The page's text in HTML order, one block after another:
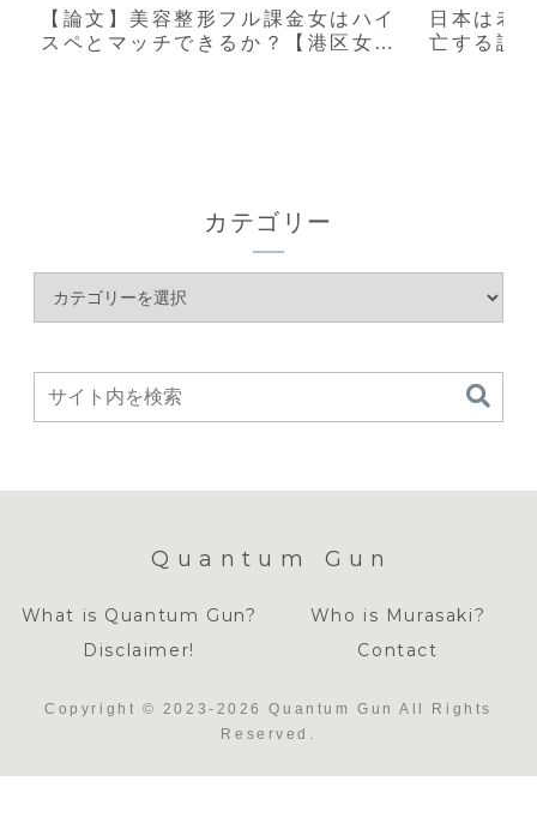
【論文】美容整形フル課金女はハイ
スペとマッチできるか？【港区女
日本は老
亡する説
カテゴリー
Quantum Gun
What is Quantum Gun?
Who is Murasaki?
Disclaimer!
Contact
Copyright © 2023-2026 Quantum Gun All Rights
Reserved.